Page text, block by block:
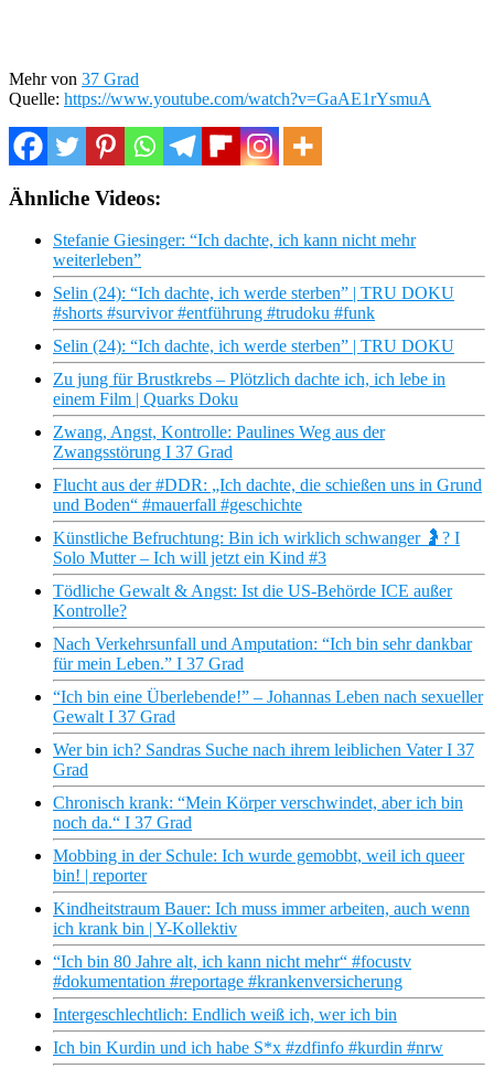
Mehr von 37 Grad
Quelle: https://www.youtube.com/watch?v=GaAE1rYsmuA
Ähnliche Videos:
Stefanie Giesinger: “Ich dachte, ich kann nicht mehr
weiterleben”
Selin (24): “Ich dachte, ich werde sterben” | TRU DOKU
#shorts #survivor #entführung #trudoku #funk
Selin (24): “Ich dachte, ich werde sterben” | TRU DOKU
Zu jung für Brustkrebs – Plötzlich dachte ich, ich lebe in
einem Film | Quarks Doku
Zwang, Angst, Kontrolle: Paulines Weg aus der
Zwangsstörung I 37 Grad
Flucht aus der #DDR: „Ich dachte, die schießen uns in Grund
und Boden“ #mauerfall #geschichte
Künstliche Befruchtung: Bin ich wirklich schwanger 🤰? I
Solo Mutter – Ich will jetzt ein Kind #3
Tödliche Gewalt & Angst: Ist die US-Behörde ICE außer
Kontrolle?
Nach Verkehrsunfall und Amputation: “Ich bin sehr dankbar
für mein Leben.” I 37 Grad
“Ich bin eine Überlebende!” – Johannas Leben nach sexueller
Gewalt I 37 Grad
Wer bin ich? Sandras Suche nach ihrem leiblichen Vater I 37
Grad
Chronisch krank: “Mein Körper verschwindet, aber ich bin
noch da.“ I 37 Grad
Mobbing in der Schule: Ich wurde gemobbt, weil ich queer
bin! | reporter
Kindheitstraum Bauer: Ich muss immer arbeiten, auch wenn
ich krank bin | Y-Kollektiv
“Ich bin 80 Jahre alt, ich kann nicht mehr“ #focustv
#dokumentation #reportage #krankenversicherung
Intergeschlechtlich: Endlich weiß ich, wer ich bin
Ich bin Kurdin und ich habe S*x #zdfinfo #kurdin #nrw